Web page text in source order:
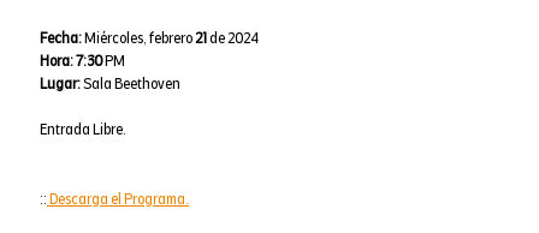
Fecha:Miércoles, febrero21de 2024
Hora:7:30PM
Lugar:Sala Beethoven
Entrada Libre.
::Descarga el Programa.